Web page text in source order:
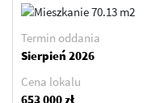
Termin oddania
Sierpień 2026
Cena lokalu
653 000 zł